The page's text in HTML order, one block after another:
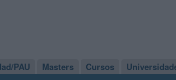
PAU Masters Cursos